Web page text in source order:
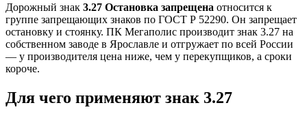
Дорожный знак 3.27 Остановка запрещена относится к
группе запрещающих знаков по ГОСТ Р 52290. Он запрещает
остановку и стоянку. ПК Мегаполис производит знак 3.27 на
собственном заводе в Ярославле и отгружает по всей России
— у производителя цена ниже, чем у перекупщиков, а сроки
короче.
Для чего применяют знак 3.27